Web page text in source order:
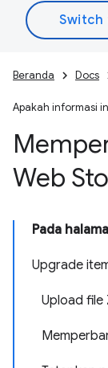
Beranda Docs
Apakah informasi
Web
Pada
Upgrade
Upload file